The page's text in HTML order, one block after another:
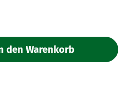
Wert ein
den Warenkorb